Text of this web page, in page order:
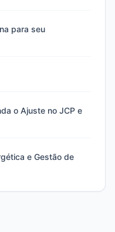
para seu
o Ajuste no JCP e
e Gestão de